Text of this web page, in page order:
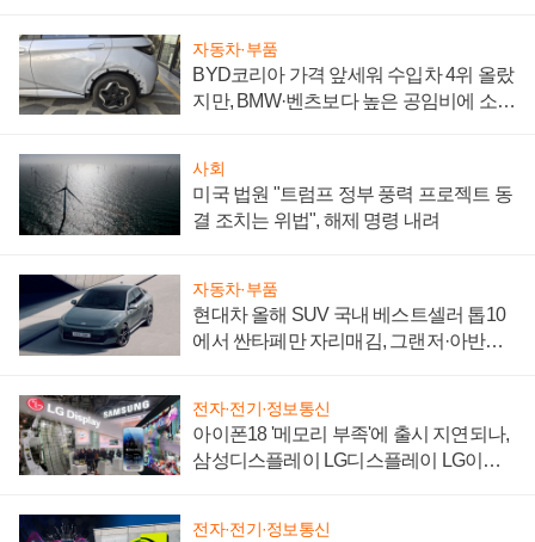
자동차·부품
BYD코리아 가격 앞세워 수입차 4위 올랐
지만, BMW·벤츠보다 높은 공임비에 소비
사회
미국 법원 "트럼프 정부 풍력 프로젝트 동
결 조치는 위법", 해제 명령 내려
자동차·부품
현대차 올해 SUV 국내 베스트셀러 톱10
에서 싼타페만 자리매김, 그랜저·아반떼
전자·전기·정보통신
아이폰18 '메모리 부족'에 출시 지연되나,
삼성디스플레이 LG디스플레이 LG이노
전자·전기·정보통신